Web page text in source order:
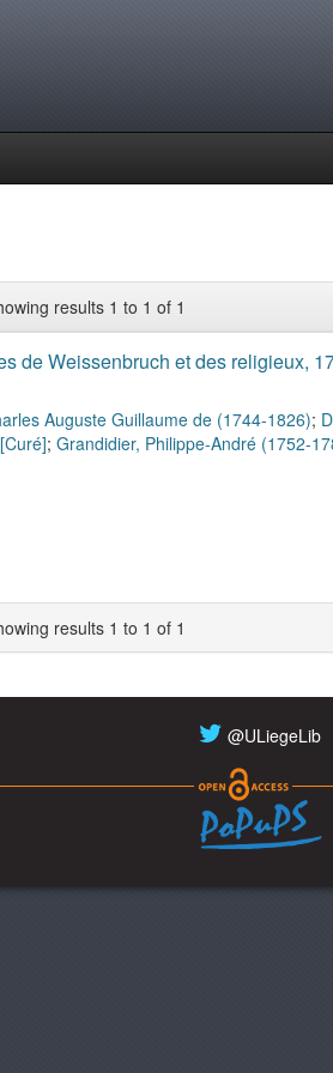
results 1 to 1 of 1
de Weissenbruch et des religieux,
Auguste Guillaume de (1744-1826);
; Grandidier, Philippe-André (1752-
results 1 to 1 of 1
@ULiegeLib